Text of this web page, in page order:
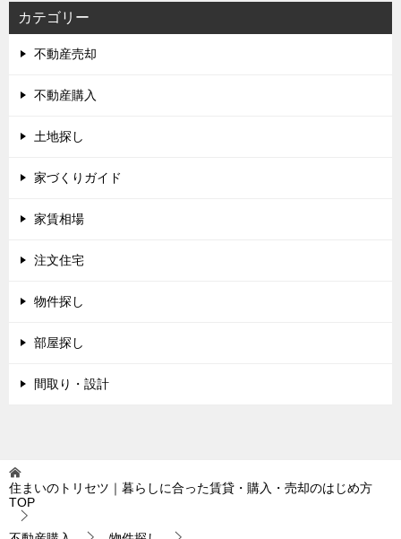
カテゴリー
不動産売却
不動産購入
土地探し
家づくりガイド
家賃相場
注文住宅
物件探し
部屋探し
間取り・設計
住まいのトリセツ｜暮らしに合った賃貸・購入・売却のはじめ方
TOP